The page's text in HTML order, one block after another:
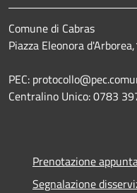
Comune di Cabras
Piazza Eleonora
PEC:
Centralino Unico: 0783
Prenotazione
Segnalazione